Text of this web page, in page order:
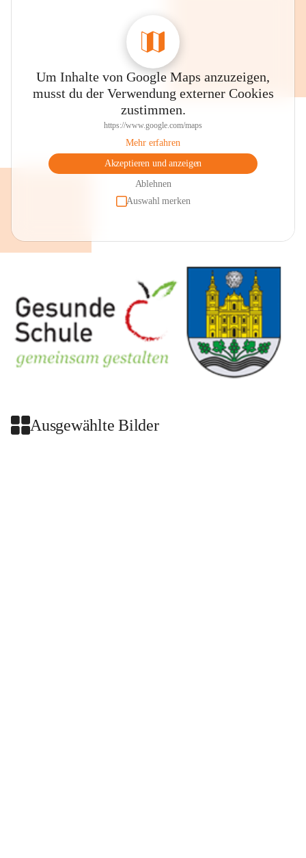
Um Inhalte von Google Maps anzuzeigen,
musst du der Verwendung externer Cookies
zustimmen.
https://www.google.com/maps
Mehr erfahren
Akzeptieren und anzeigen
Ablehnen
Auswahl merken
Ausgewählte Bilder